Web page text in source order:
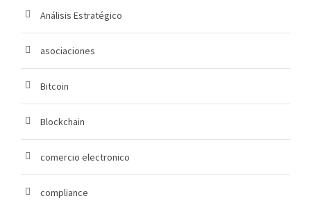
Análisis Estratégico
asociaciones
Bitcoin
Blockchain
comercio electronico
compliance